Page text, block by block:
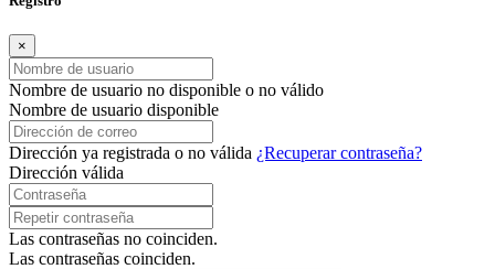
×
Nombre de usuario no disponible o no válido
Nombre de usuario disponible
Dirección ya registrada o no válida ¿Recuperar contraseña?
Dirección válida
Las contraseñas no coinciden.
Las contraseñas coinciden.